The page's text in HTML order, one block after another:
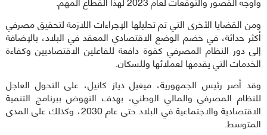
ومن القضايا الأخرى التي تم تحليلها الإجراءات اللازمة لتحقيق مصرفي
أكثر حداثة، في خضم الوضع الاقتصادي المعقد في البلاد، بالإضافة
إلى دور النظام المصرفي كقوة دافعة للفاعلين الاقتصاديين وكفاءة
الخدمات التي يقدمها لعملائها وللسكان.
وقد أصر رئيس الجمهورية، ميغيل دياز كانيل، على التحول العاجل
للنظام المصرفي والمالي الوطني، بهدف النهوض ببرنامج التنمية
الاقتصادية والاجتماعية في البلاد حتى عام 2030، وكذلك على المدى
المتوسط.